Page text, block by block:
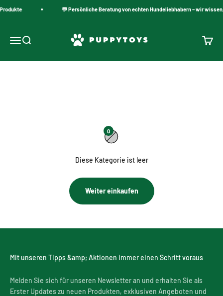
💬 Persönliche Beratung von echten Hundeliebhabern – wir
Navigationsmenü öffnen
Suche öffnen
PuppyToys.nl
0
Diese Kategorie ist leer
Weiter einkaufen
Mit unseren Tipps &amp; Aktionen immer einen Schritt voraus
Melden Sie sich für unseren Newsletter an und erhalten Sie als
Erster Updates zu neuen Produkten, exklusiven Angeboten und